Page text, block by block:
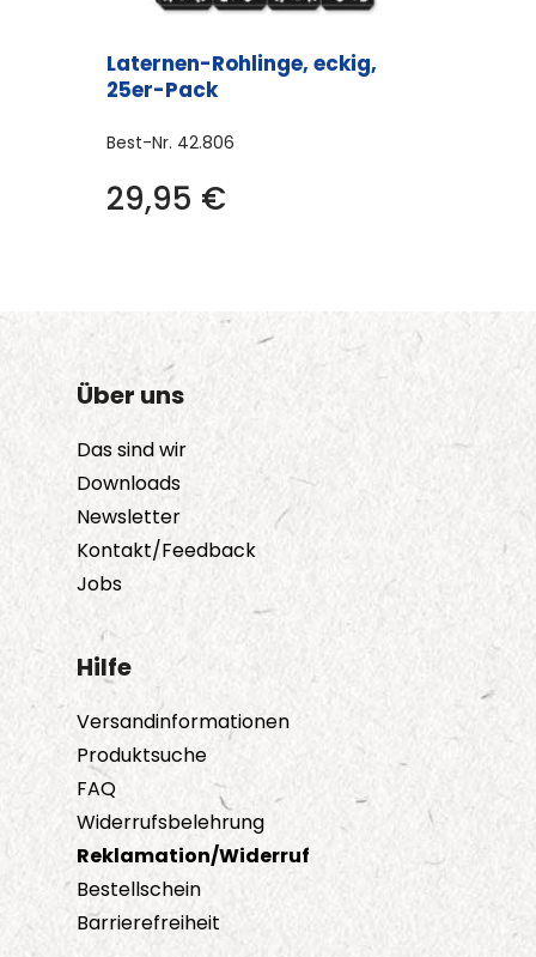
Laternen-Rohlinge, eckig,
25er-Pack
Best-Nr. 42.806
29,95 €
Varianten
auf
der
Produktseite
werden
Über uns
Das sind wir
Downloads
Newsletter
Kontakt/Feedback
Jobs
Hilfe
Versandinformationen
Produktsuche
FAQ
Widerrufsbelehrung
Reklamation/Widerruf
Bestellschein
Barrierefreiheit